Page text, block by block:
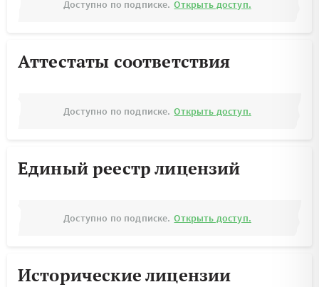
Доступно по подписке. Открыть доступ.
Аттестаты соответствия
Доступно по подписке. Открыть доступ.
Единый реестр лицензий
Доступно по подписке. Открыть доступ.
Исторические лицензии